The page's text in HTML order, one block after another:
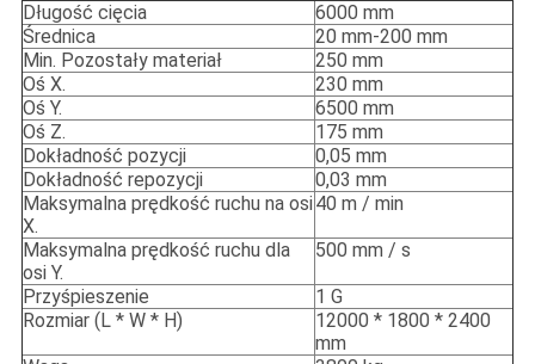
Długość cięcia
6000 mm
Średnica
20 mm-200 mm
Min. Pozostały materiał
250 mm
Oś X.
230 mm
Oś Y.
6500 mm
Oś Z.
175 mm
Dokładność pozycji
0,05 mm
Dokładność repozycji
0,03 mm
Maksymalna prędkość ruchu na osi
X.
40 m / min
Maksymalna prędkość ruchu dla
osi Y.
500 mm / s
Przyśpieszenie
1 G
Rozmiar (L * W * H)
12000 * 1800 * 2400
mm